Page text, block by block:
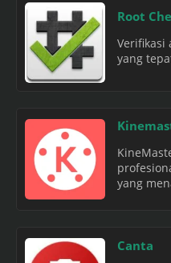
Root
Verifikasi
yang
yang
Canta